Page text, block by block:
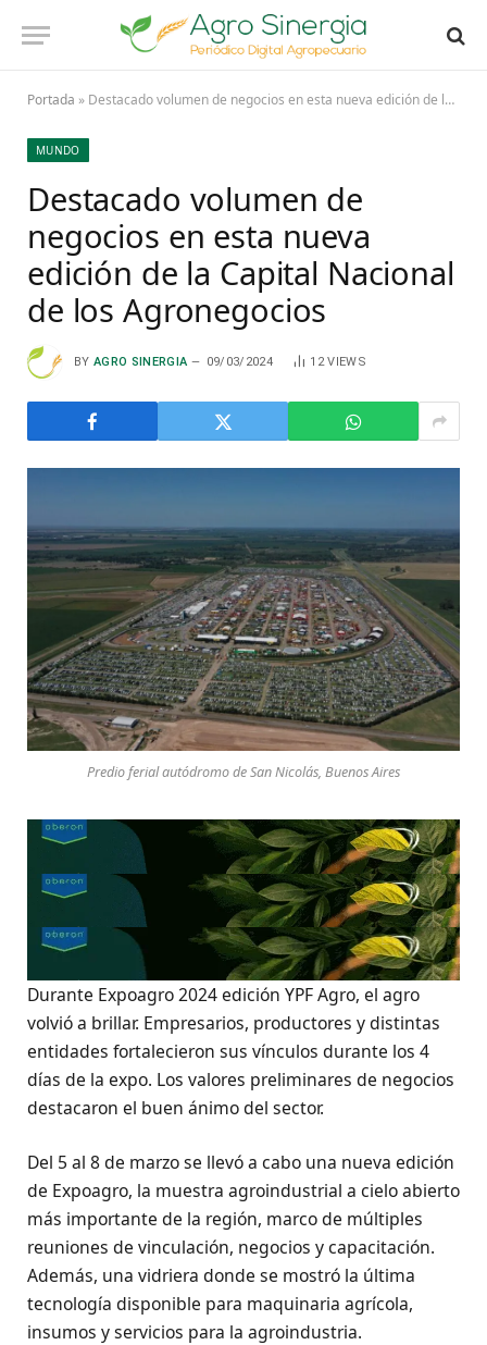
Portada » Destacado volumen de negocios en esta nueva edición de la Capital Nacional de los Agronegocios
MUNDO
Destacado volumen de
negocios en esta nueva
edición de la Capital Nacional
de los Agronegocios
BY AGRO SINERGIA 09/03/2024 12VIEWS
Predio ferial autódromo de San Nicolás, Buenos Aires
Durante Expoagro 2024 edición YPF Agro, el agro
volvió a brillar. Empresarios, productores y distintas
entidades fortalecieron sus vínculos durante los 4
días de la expo. Los valores preliminares de negocios
destacaron el buen ánimo del sector.
Del 5 al 8 de marzo se llevó a cabo una nueva edición
de Expoagro, la muestra agroindustrial a cielo abierto
más importante de la región, marco de múltiples
reuniones de vinculación, negocios y capacitación.
Además, una vidriera donde se mostró la última
tecnología disponible para maquinaria agrícola,
insumos y servicios para la agroindustria.